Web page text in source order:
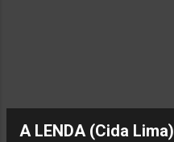
A LENDA (Cida Lima)